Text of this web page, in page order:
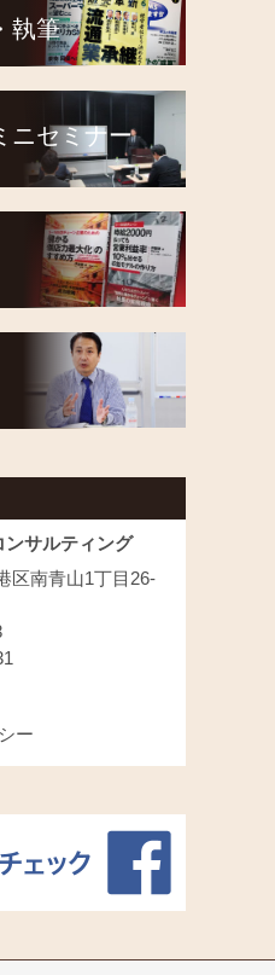
執筆
ニセミナー
サルティング
区南青山1丁目26-
ー